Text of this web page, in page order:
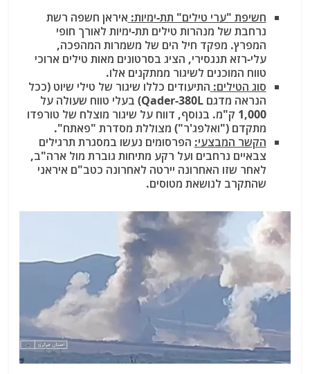
חשיפת "ערי טילים" תת-ימיות: איראן חשפה רשת
נרחבת של מנהרות טילים תת-ימיות לאורך חופי
המפרץ. מפקד חיל הים של משמרות המהפכה,
עלי-רזא תנגסירי, הציג בסרטונים מאות טילים ארוכי
טווח המוכנים לשיגור ממתקנים אלו.
סוג הטילים: התיעודים כללו שיגור של טילי שיוט (ככל
הנראה מדגם Qader-380L) בעלי טווח שעולה על
1,000 ק"מ. בנוסף, דווח על שיגור מוצלח של טורפדו
מתקדם ("ואלפג'ר") מצוללת מסדרת "פאתח".
הקשר המבצעי: הפרסומים נעשו במסגרת תרגילים
צבאיים נרחבים ועל רקע מתיחות גוברת מול ארה"ב,
לאחר שזו האחרונה יירטה לאחרונה כטב"ם איראני
שהתקרב לנושאת מטוסים.